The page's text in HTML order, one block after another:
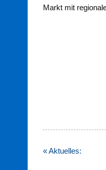
Markt mit
Beitragsnavigation
« Aktuelles: